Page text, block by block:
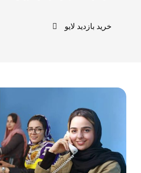
خرید بازدید لایو